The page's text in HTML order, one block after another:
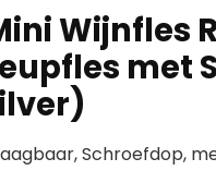
Wijnfles
met
Schroefdop,